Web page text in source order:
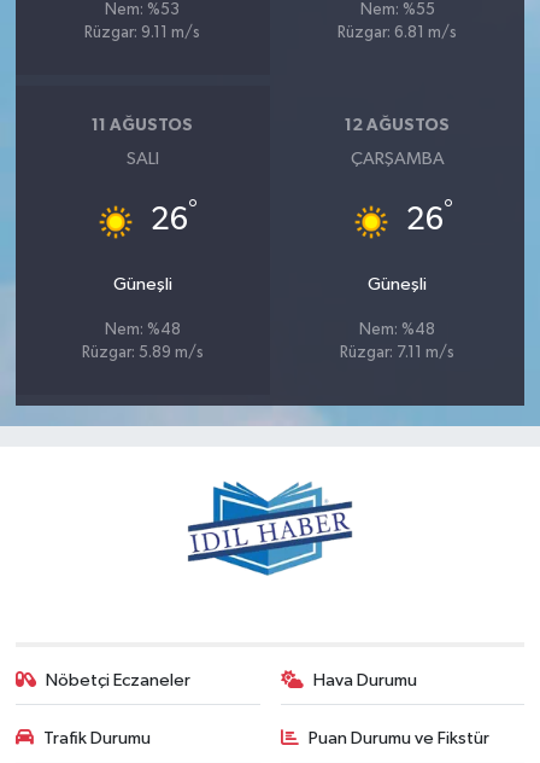
Nem: %53
Rüzgar: 9.11 m/s
Nem: %55
Rüzgar: 6.81 m/s
11 AĞUSTOS
SALI
26°
Güneşli
Nem: %48
Rüzgar: 5.89 m/s
12 AĞUSTOS
ÇARŞAMBA
26°
Güneşli
Nem: %48
Rüzgar: 7.11 m/s
Nöbetçi Eczaneler Hava Durumu
Trafik Durumu Puan Durumu ve Fikstür